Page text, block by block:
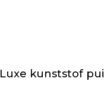
Luxe kunststof pui